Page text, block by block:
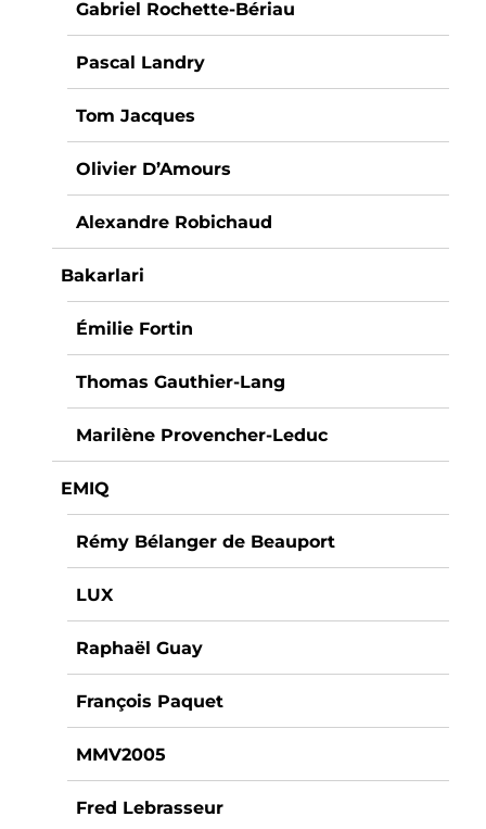
Gabriel Rochette-Bériau
Pascal Landry
Tom Jacques
Olivier D’Amours
Alexandre Robichaud
Bakarlari
Émilie Fortin
Thomas Gauthier-Lang
Marilène Provencher-Leduc
EMIQ
Rémy Bélanger de Beauport
LUX
Raphaël Guay
François Paquet
MMV2005
Fred Lebrasseur